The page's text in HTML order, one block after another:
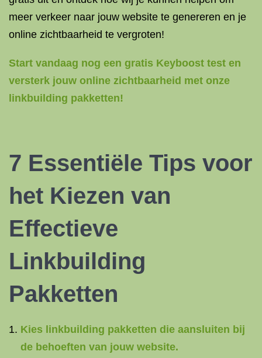
meer verkeer naar jouw website te genereren en je
online zichtbaarheid te vergroten!
Start vandaag nog een gratis Keyboost test en
versterk jouw online zichtbaarheid met onze
linkbuilding pakketten!
7 Essentiële Tips voor
het Kiezen van
Effectieve
Linkbuilding
Pakketten
Kies linkbuilding pakketten die aansluiten bij
de behoeften van jouw website.